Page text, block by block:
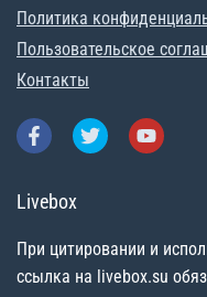
Политика
Пользовательское
Контакты
Livebox
При цитировании и
ссылка на livebox.su